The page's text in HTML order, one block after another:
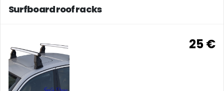
Surfboard roof racks
25 €